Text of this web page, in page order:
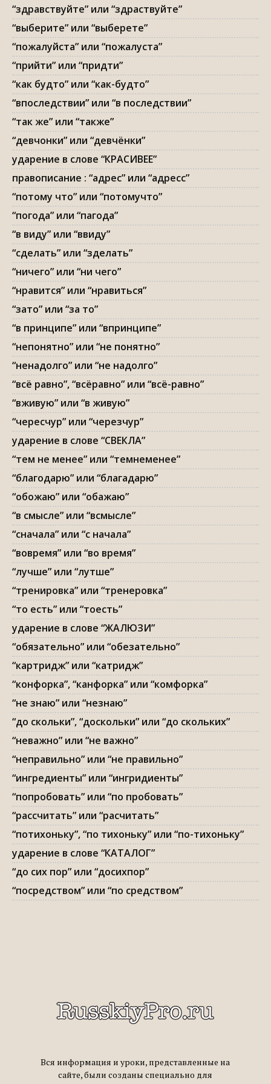
“здравствуйте” или “здраствуйте”
“выберите” или “выберете”
“пожалуйста” или “пожалуста”
“прийти” или “придти”
“как будто” или “как-будто”
“впоследствии” или “в последствии”
“так же” или “также”
“девчонки” или “девчёнки”
ударение в слове “КРАСИВЕЕ”
правописание : “адрес” или “адресс”
“потому что” или “потомучто”
“погода” или “пагода”
“в виду” или “ввиду”
“сделать” или “зделать”
“ничего” или “ни чего”
“нравится” или “нравиться”
“зато” или “за то”
“в принципе” или “впринципе”
“непонятно” или “не понятно”
“ненадолго” или “не надолго”
“всё равно”, “всёравно” или “всё-равно”
“вживую” или “в живую”
“чересчур” или “черезчур”
ударение в слове “СВЕКЛА”
“тем не менее” или “темнеменее”
“благодарю” или “благадарю”
“обожаю” или “обажаю”
“в смысле” или “всмысле”
“сначала” или “с начала”
“вовремя” или “во время”
“лучше” или “лутше”
“тренировка” или “тренеровка”
“то есть” или “тоесть”
ударение в слове “ЖАЛЮЗИ”
“обязательно” или “обезательно”
“картридж” или “катридж”
“конфорка”, “канфорка” или “комфорка”
“не знаю” или “незнаю”
“до скольки”, “доскольки” или “до скольких”
“неважно” или “не важно”
“неправильно” или “не правильно”
“ингредиенты” или “ингридиенты”
“попробовать” или “по пробовать”
“рассчитать” или “расчитать”
“потихоньку”, “по тихоньку” или “по-тихоньку”
ударение в слове “КАТАЛОГ”
“до сих пор” или “досихпор”
“посредством” или “по средством”
Вся информация и уроки, представленные на
сайте, были созданы специально для